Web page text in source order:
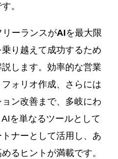
。
ーランスがAIを最大限
り越えて成功するため
します。効率的な営業
ォリオ作成、さらには
ン改善まで、多岐にわ
を単なるツールとして
ナーとして活用し、あ
るヒントが満載です。